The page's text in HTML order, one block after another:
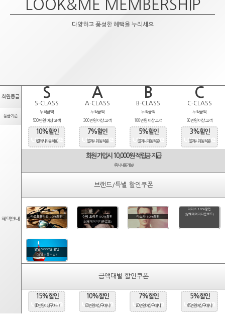
LOOK&ME MEMBERSHIP
다양하고 풍성한 혜택을 누리세요
회원등급 S A B C
S-CLASS A-CLASS B-CLASS C-CLASS
등급기준
누적금액
500만원 이상 고객
누적금액
300만원 이상 고객
누적금액
100만원 이상 고객
누적금액
50만원 이상 고객
혜택안내
10%할인
(결제시 자동적용)
7%할인
(결제시 자동적용)
5%할인
(결제시 자동적용)
3%할인
(결제시 자동적용)
회원 가입시 10,000원 적립금 지급
(즉시사용가능)
브랜드/특별 할인쿠폰
타르트옵티컬 20%할인
수비 오리온 50%할인
(상세페이지다운로드)
마스카 10%할인
라피스 10%할인
(상세페이지다운로드)
생일 5000원 할인
(당일자동지급)
금액대별 할인쿠폰
15%할인
(40만원 이상 구매시)
10%할인
(30만원 이상 구매시)
7%할인
(20만원 이상 구매시)
5%할인
(15만원 이상 구매시)